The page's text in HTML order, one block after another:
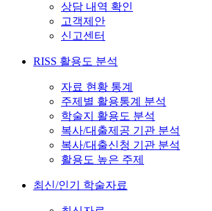
상담 내역 확인
고객제안
신고센터
RISS 활용도 분석
자료 현황 통계
주제별 활용통계 분석
학술지 활용도 분석
복사/대출제공 기관 분석
복사/대출신청 기관 분석
활용도 높은 주제
최신/인기 학술자료